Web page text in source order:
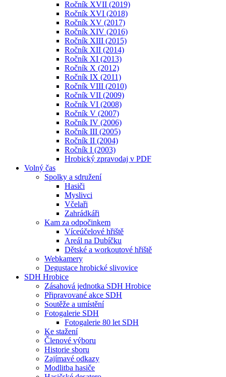
Ročník XVII (2019)
Ročník XVI (2018)
Ročník XV (2017)
Ročník XIV (2016)
Ročník XIII (2015)
Ročník XII (2014)
Ročník XI (2013)
Ročník X (2012)
Ročník IX (2011)
Ročník VIII (2010)
Ročník VII (2009)
Ročník VI (2008)
Ročník V (2007)
Ročník IV (2006)
Ročník III (2005)
Ročník II (2004)
Ročník I (2003)
Hrobický zpravodaj v PDF
Volný čas
Spolky a sdružení
Hasiči
Myslivci
Včelaři
Zahrádkáři
Kam za odpočinkem
Víceúčelové hřiště
Areál na Dubíčku
Dětské a workoutové hřiště
Webkamery
Degustace hrobické slivovice
SDH Hrobice
Zásahová jednotka SDH Hrobice
Připravované akce SDH
Soutěže a umístění
Fotogalerie SDH
Fotogalerie 80 let SDH
Ke stažení
Členové výboru
Historie sboru
Zajímavé odkazy
Modlitba hasiče